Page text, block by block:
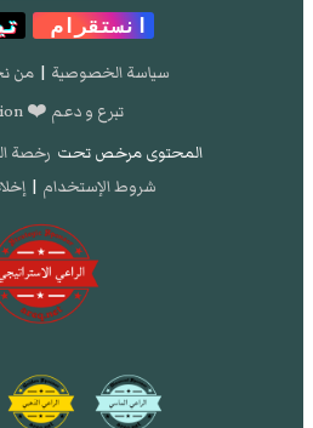
انستقرام
سياسة الخصوصية | من
تبرع و دعم ❤️ donation
المحتوى مرخص تحت رخصة
شروط الإستخدام |